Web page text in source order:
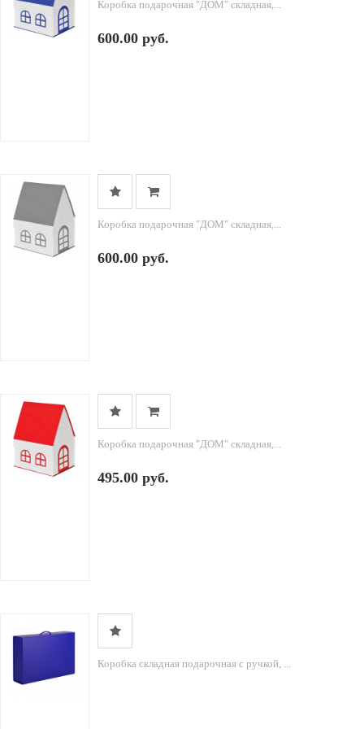
Коробка подарочная "ДОМ" складная,...
600.00 руб.
Коробка подарочная "ДОМ" складная,...
600.00 руб.
Коробка подарочная "ДОМ" складная,...
495.00 руб.
Коробка складная подарочная с ручкой, ...